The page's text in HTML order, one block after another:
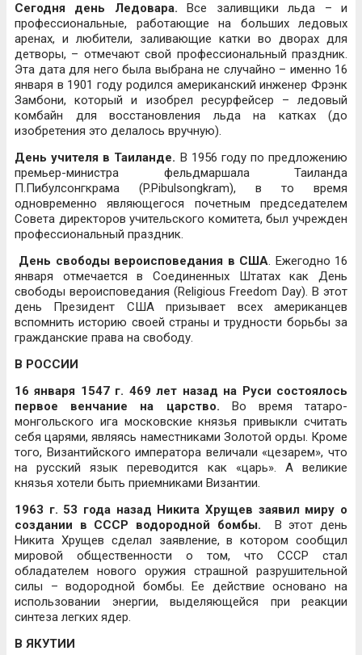
Сегодня день Ледовара. Все заливщики льда – и
профессиональные, работающие на больших ледовых
аренах, и любители, заливающие катки во дворах для
детворы, – отмечают свой профессиональный праздник.
Эта дата для него была выбрана не случайно – именно 16
января в 1901 году родился американский инженер Фрэнк
Замбони, который и изобрел ресурфейсер – ледовый
комбайн для восстановления льда на катках (до
изобретения это делалось вручную).
День учителя в Таиланде. В 1956 году по предложению
премьер-министра фельдмаршала Таиланда
П.Пибулсонгкрама (P.Pibulsongkram), в то время
одновременно являющегося почетным председателем
Совета директоров учительского комитета, был учрежден
профессиональный праздник.
День свободы вероисповедания в США. Ежегодно 16
января отмечается в Соединенных Штатах как День
свободы вероисповедания (Religious Freedom Day). В этот
день Президент США призывает всех американцев
вспомнить историю своей страны и трудности борьбы за
гражданские права на свободу.
В РОССИИ
16 января 1547 г. 469 лет назад на Руси состоялось
первое венчание на царство. Во время татаро-
монгольского ига московские князья привыкли считать
себя царями, являясь наместниками Золотой орды. Кроме
того, Византийского императора величали «цезарем», что
на русский язык переводится как «царь». А великие
князья хотели быть приемниками Византии.
1963 г. 53 года назад Никита Хрущев заявил миру о
создании в СССР водородной бомбы.
В этот день
Никита Хрущев сделал заявление, в котором сообщил
мировой общественности о том, что СССР стал
обладателем нового оружия страшной разрушительной
силы – водородной бомбы. Ее действие основано на
использовании энергии, выделяющейся при реакции
синтеза легких ядер.
В ЯКУТИИ